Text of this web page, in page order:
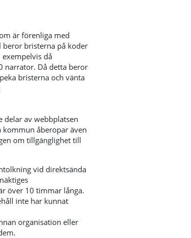
är förenliga med
beror bristerna på koder
då
narrator. Då detta beror
bristerna och vänta
delar av webbplatsen
åberopar även
om tillgänglighet till
vid direktsända
över 10 timmar långa.
inte har kunnat
organisation eller